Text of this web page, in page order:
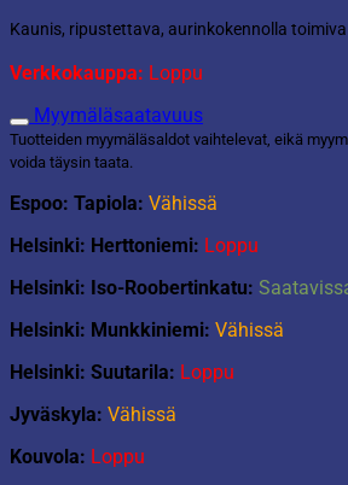
Kaunis, ripustettava, aurinkokennolla
Verkkokauppa: Loppu
Myymäläsaatavuus
Tuotteiden myymäläsaldot vaihtelevat, eikä
voida täysin taata.
Espoo: Tapiola: Vähissä
Helsinki: Herttoniemi: Loppu
Helsinki: Iso-Roobertinkatu:
Helsinki: Munkkiniemi: Vähissä
Helsinki: Suutarila: Loppu
Jyväskyla: Vähissä
Kouvola: Loppu